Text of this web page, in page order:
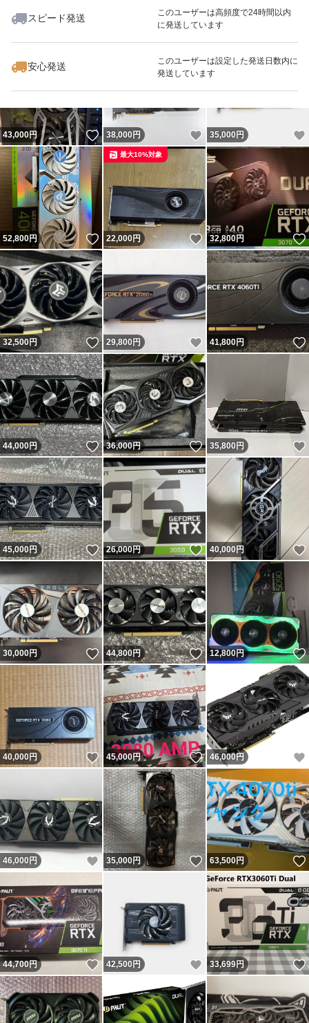
スピード発送
このユーザーは高頻度で24時間以内
に発送しています
安心発送
このユーザーは設定した発送日数内に
発送しています
いいね！
35,000
43,000円 いいね！
38,000円 いいね！
35,000 円
52,800円 いいね！
22,000円 いいね！
最大10%対象
32,800円
32,500円 いいね！
29,800円 いいね！
41,800円
44,000円 いいね！
36,000円 いいね！
35,800円
45,000円 いいね！
26,000円 いいね！
40,000円
30,000円 いいね！
44,800円 いいね！
12,800円
40,000円 いいね！
45,000円 いいね！
46,000円
46,000 円 いいね！
35,000円 いいね！
63,500円
44,700円 いいね！
42,500 円 いいね！
33,699円